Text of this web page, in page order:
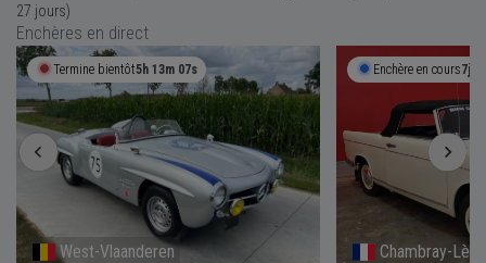
27 jours)
Enchères en direct
Termine bientôt5h 13m 07s
West-Vlaanderen
Enchère en cours7j
Chambray-